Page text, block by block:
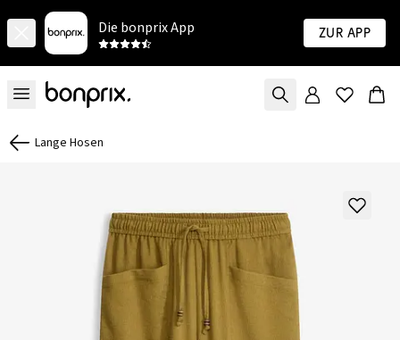
Die bonprix App Zur App
Lange Hosen